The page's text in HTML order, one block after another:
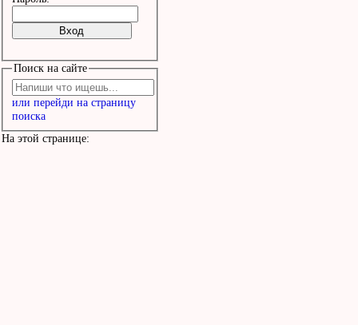
Поиск на сайте
или перейди на страницу
поиска
На этой странице: